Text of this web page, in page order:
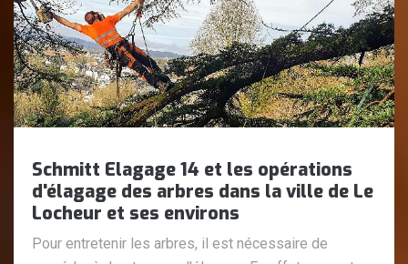
Schmitt Elagage 14 et les opérations
d'élagage des arbres dans la ville de Le
Locheur et ses environs
Pour entretenir les arbres, il est nécessaire de